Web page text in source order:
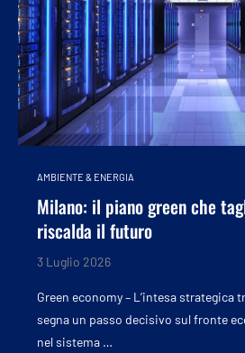
AMBIENTE & ENERGIA
Milano: il piano green che
riscalda il futuro
3 Luglio 2026
Green economy – L’intesa strategica
segna un passo decisivo sul fronte
nel sistema …